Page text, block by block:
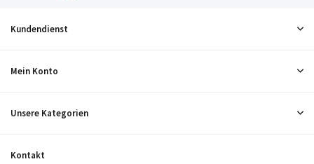
Kundendienst
Mein Konto
Unsere Kategorien
Kontakt